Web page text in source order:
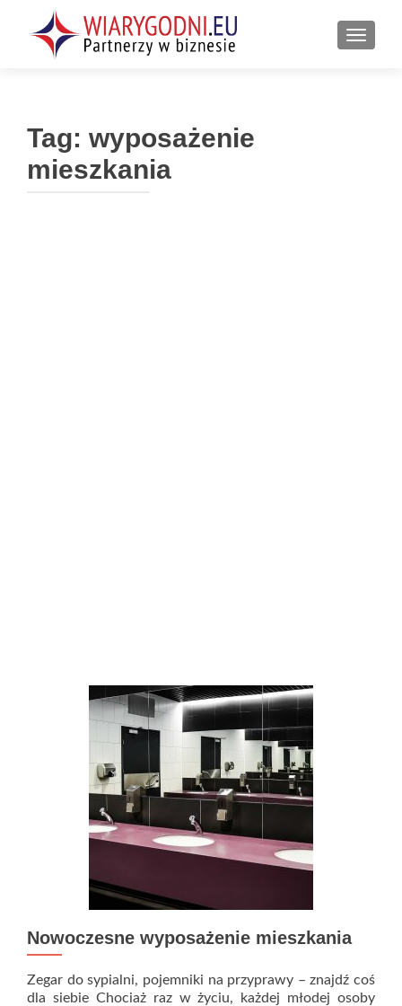
Tag: wyposażenie
mieszkania
Nowoczesne wyposażenie mieszkania
Zegar do sypialni, pojemniki na przyprawy – znajdź coś
dla siebie Chociaż raz w życiu, każdej młodej osoby